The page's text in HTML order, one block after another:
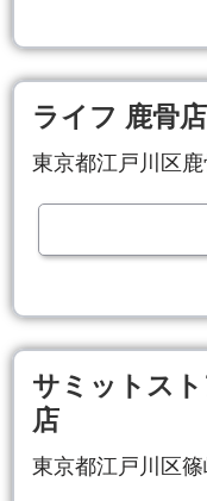
ライフ 鹿骨店
東京都江戸川区
サミットス
店
東京都江戸川区